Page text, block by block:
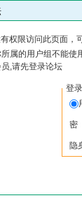
权限访问此页面，
属的用户组不能使
,请先登录论坛
登录
密
隐